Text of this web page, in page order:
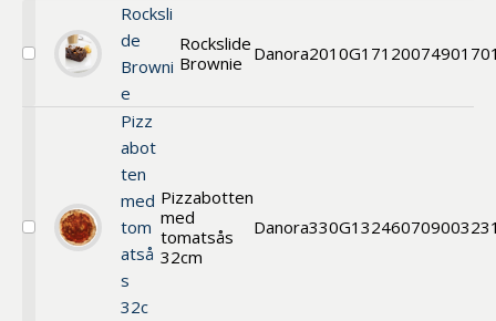
Välj
Rocksli
de
Browni
e
Rockslide
Brownie Danora2010G1712
Välj
Pizz
abot
ten
med
tom
atså
s
32c
Pizzabotten
med
tomatsås
32cm
Danora330G13246